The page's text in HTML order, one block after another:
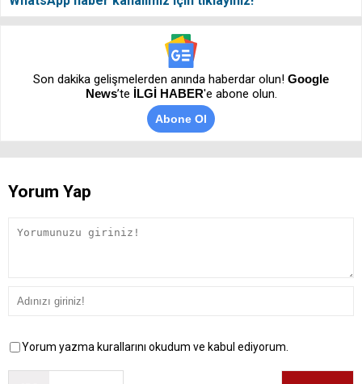
Son dakika gelişmelerden anında haberdar olun! Google
News’te İLGİ HABER'e abone olun.
Abone Ol
Yorum Yap
Yorum yazma kurallarını okudum ve kabul ediyorum.